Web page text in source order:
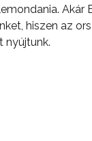
Akár
hiszen az
nyújtunk.